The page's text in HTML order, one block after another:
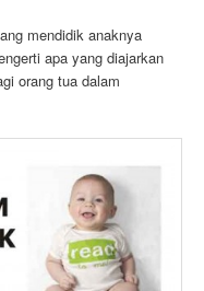
mendidik anaknya
apa yang diajarkan
orang tua dalam